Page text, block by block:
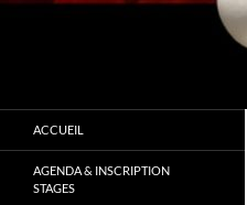
vous connaitre"
ACCUEIL
AGENDA & INSCRIPTION
STAGES